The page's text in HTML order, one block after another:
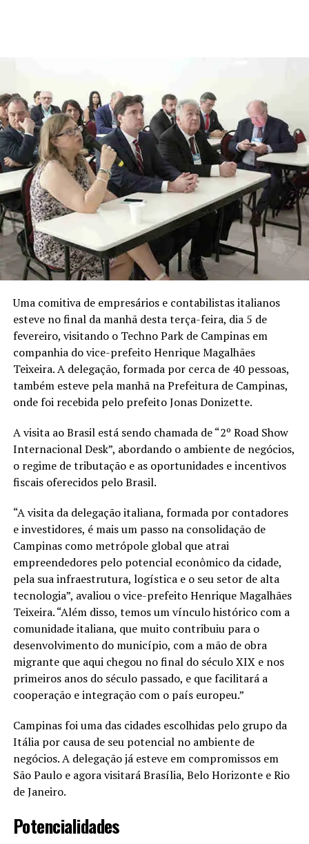
Uma comitiva de empresários e contabilistas italianos
esteve no final da manhã desta terça-feira, dia 5 de
fevereiro, visitando o Techno Park de Campinas em
companhia do vice-prefeito Henrique Magalhães
Teixeira. A delegação, formada por cerca de 40 pessoas,
também esteve pela manhã na Prefeitura de Campinas,
onde foi recebida pelo prefeito Jonas Donizette.
A visita ao Brasil está sendo chamada de “2º Road Show
Internacional Desk”, abordando o ambiente de negócios,
o regime de tributação e as oportunidades e incentivos
fiscais oferecidos pelo Brasil.
“A visita da delegação italiana, formada por contadores
e investidores, é mais um passo na consolidação de
Campinas como metrópole global que atrai
empreendedores pelo potencial econômico da cidade,
pela sua infraestrutura, logística e o seu setor de alta
tecnologia”, avaliou o vice-prefeito Henrique Magalhães
Teixeira. “Além disso, temos um vínculo histórico com a
comunidade italiana, que muito contribuiu para o
desenvolvimento do município, com a mão de obra
migrante que aqui chegou no final do século XIX e nos
primeiros anos do século passado, e que facilitará a
cooperação e integração com o país europeu.”
Campinas foi uma das cidades escolhidas pelo grupo da
Itália por causa de seu potencial no ambiente de
negócios. A delegação já esteve em compromissos em
São Paulo e agora visitará Brasília, Belo Horizonte e Rio
de Janeiro.
Potencialidades